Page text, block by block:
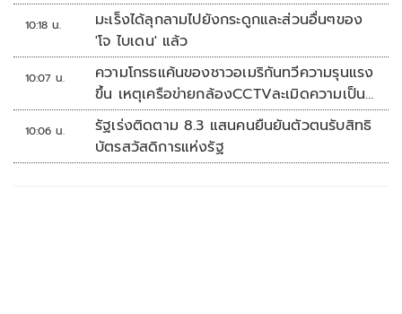
10:18 น.
มะเร็งได้ลุกลามไปยังกระดูกและส่วนอื่นๆของ
'โจ ไบเดน' แล้ว
10:07 น.
ความโกรธแค้นของชาวอเมริกันทวีความรุนแรง
ขึ้น เหตุเครือข่ายกล้องCCTVละเมิดความเป็น
ส่วนตัว
10:06 น.
รัฐเร่งติดตาม 8.3 แสนคนยืนยันตัวตนรับสิทธิ
บัตรสวัสดิการแห่งรัฐ